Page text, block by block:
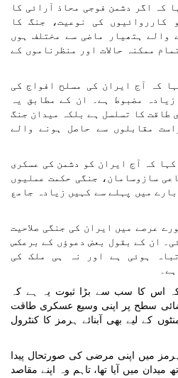
کہ اگر دشمن فوجی محاذ آرائی کا
کارروائیوں کی نوعیت، جنگ کا
والے ہتھیار ماضی سے مختلف ہوں
ممکنہ حالات اور منظرناموں کے
کہ آج ایران کی مسلح افواج کی
مضبوط ہے۔ ان کے مطابق یہ
طاقت کا تسلسل ہے بلکہ میدان جنگ
مقابلوں سے حاصل ہونے والے
کہ آج ایران کو دشمن کی عسکری
سازوسامان، جنگی حکمت عملیوں
میں پہلے سے کہیں زیادہ جامع
عرصے میں ایران کی جنگی صلاحیت
ان کے بقول بعض دعوؤں کے برعکس
ہوئی ہے اور نہ ہی ملک کی
کہ اس کا سب سے بڑا ثبوت یہ ہے کہ
سطح پر اپنی وسیع عسکری طاقت
کے لیے بھی آبنائے ہرمز کا کنٹرول
ہرمز میں اپنی مرضی کی صورتحال پیدا
میں آیا تھا، تاہم وہ اپنے مقاصد